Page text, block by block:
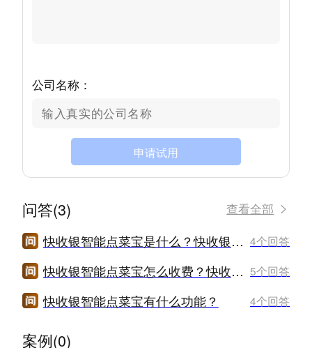
公司名称：
申请试用
问答(3) 查看全部
快收银智能点菜宝是什么？快收银智能点菜宝怎么样？ 4个回答
快收银智能点菜宝怎么收费？快收银智能点菜宝价格是多少？ 5个回答
快收银智能点菜宝有什么功能？ 4个回答
案例(0)